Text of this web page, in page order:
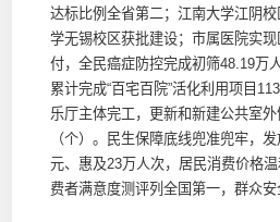
达标比例全省第二；江南大学江阴
学无锡校区获批建设；市属医院实
付，全民癌症防控完成初筛48.19万
累计完成“百宅百院”活化利用项目
乐厅主体完工，更新和新建公共室
（个）。民生保障底线兜准兜牢，
元、惠及23万人次，居民消费价格
费者满意度测评列全国第一，群众安